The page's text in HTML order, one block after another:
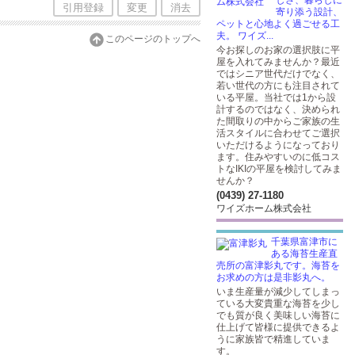
引用登録 変更 消去
このページのトップへ
寄り添う設計、
ペットと心地よく過ごせる工
夫。 ワイズ...
今お探しのお家の選択肢に平
屋を入れてみませんか？最近
ではシニア世代だけでなく、
若い世代の方にも注目されて
いる平屋。当社では1から設
計するのではなく、決められ
た間取りの中からご家族の生
活スタイルに合わせてご選択
いただけるようになっており
ます。住みやすいのに低コス
トなIKIの平屋を検討してみま
せんか？
(0439) 27-1180
ワイズホーム株式会社
千葉県富津市に
ある海苔生産直
売所の富津影丸です。海苔を
お求めの方は是非影丸へ。
いま生産量が減少してしまっ
ている大変貴重な海苔を少し
でも質が良く美味しい海苔に
仕上げて皆様に提供できるよ
うに家族皆で精進していま
す。